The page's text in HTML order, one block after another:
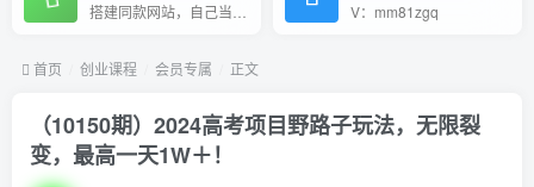
V：mm81zgq
首页 创业课程 会员专属 正文
（10150期）2024高考项目野路子玩法，无限裂
变，最高一天1W＋！